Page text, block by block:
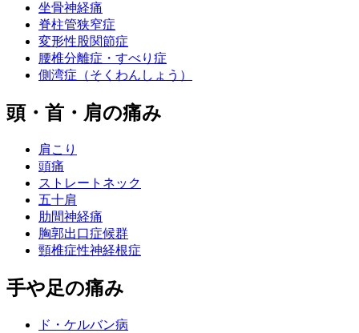
坐骨神経痛
脊柱管狭窄症
変形性股関節症
腰椎分離症・すべり症
側湾症（そくわんしょう）
頭・首・肩の痛み
肩こり
頭痛
ストレートネック
五十肩
肋間神経痛
胸郭出口症候群
頸椎症性神経根症
手や足の痛み
ド・ケルバン病